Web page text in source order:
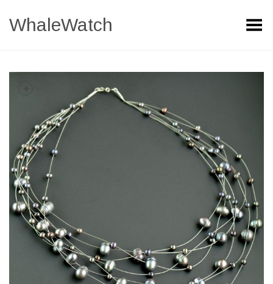
WhaleWatch Toggle Menu